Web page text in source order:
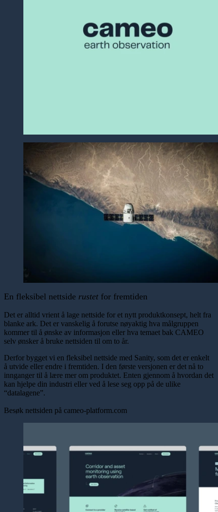
En fleksibel nettside rustet for fremtiden
Det er alltid vrient å lage nettside for et nytt produktkonsept, helt fra
blanke ark. Det er vanskelig å forutse nøyaktig hva målgruppen
kommer til å ønske av informasjon eller hva temaet bak CAMEO
selv ønsker å bruke nettsiden til om to år.
Derfor bygget vi en fleksibel nettside med Sanity, som det er enkelt
å utvide eller endre i fremtiden. I den første versjonen er det nå to
innganger til å lære mer om produktet. Enten gjennom å hvordan det
kan hjelpe din industri eller ved å lese seg opp på de ulike
“datalagene”.
Besøk nettsiden på cameo-platform.com